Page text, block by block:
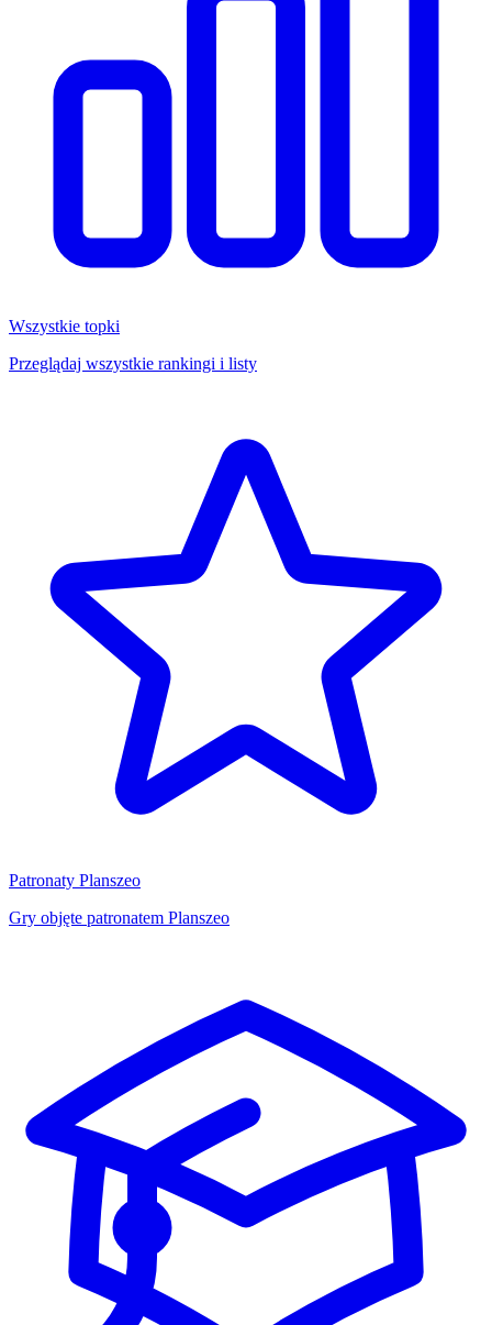
Wszystkie topki
Przeglądaj wszystkie rankingi i listy
Patronaty Planszeo
Gry objęte patronatem Planszeo